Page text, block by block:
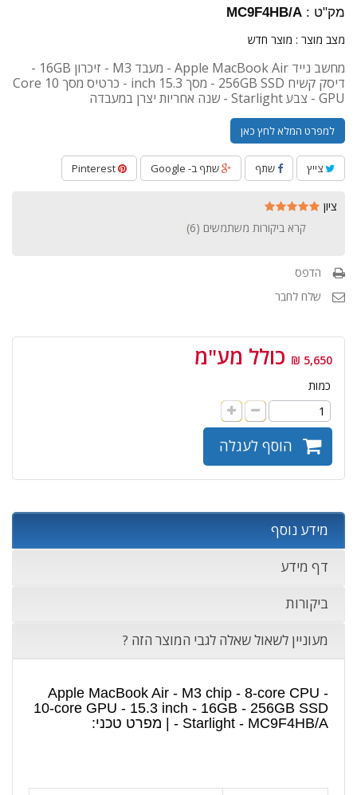
מק"ט : MC9F4HB/A
מצב מוצר : מוצר חדש
מחשב נייד Apple MacBook Air - מעבד M3 - זיכרון 16GB -
דיסק קשיח 256GB SSD - מסך 15.3 inch - כרטיס מסך 10 Core
GPU - צבע Starlight - שנה אחריות יצרן במעבדה
למפרט המלא לחץ כאן
צייץ שתף שתף ב- Google
ציון
קרא ביקורות משתמשים (6
)
הדפס
שלח לחבר
5,650 ₪ כולל מע"מ
כמות
הוסף לעגלה
מידע נוסף
דף מידע
ביקורות
מעוניין לשאול שאלה לגבי המוצר הזה ?
Apple MacBook Air - M3 chip - 8-core CPU -
10-core GPU - 15.3 inch - 16GB - 256GB SSD
- Starlight - MC9F4HB/A | מפרט טכני: